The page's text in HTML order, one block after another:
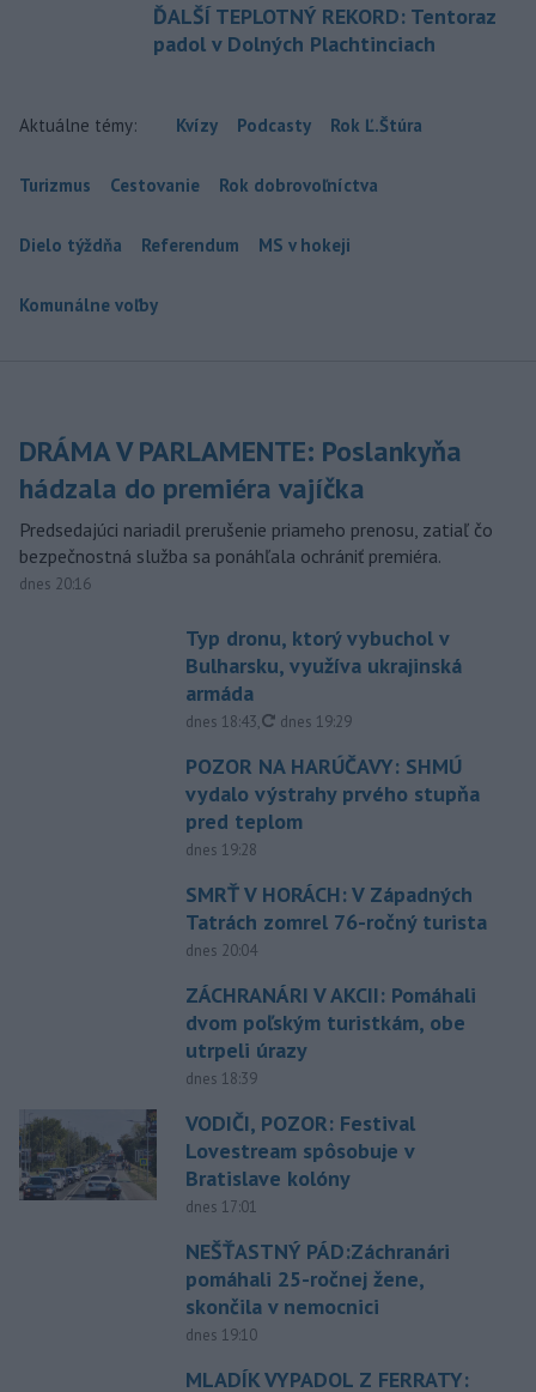
ĎALŠÍ TEPLOTNÝ REKORD: Tentoraz
padol v Dolných Plachtinciach
Aktuálne témy: Kvízy Podcasty Rok Ľ.Štúra
Turizmus Cestovanie Rok dobrovoľníctva
Dielo týždňa Referendum MS v hokeji
Komunálne voľby
DRÁMA V PARLAMENTE: Poslankyňa
hádzala do premiéra vajíčka
Predsedajúci nariadil prerušenie priameho prenosu, zatiaľ čo
bezpečnostná služba sa ponáhľala ochrániť premiéra.
dnes 20:16
Typ dronu, ktorý vybuchol v
Bulharsku, využíva ukrajinská
armáda
dnes 18:43, aktualizované
dnes 19:29
POZOR NA HARÚČAVY: SHMÚ
vydalo výstrahy prvého stupňa
pred teplom
dnes 19:28
SMRŤ V HORÁCH: V Západných
Tatrách zomrel 76-ročný turista
dnes 20:04
ZÁCHRANÁRI V AKCII: Pomáhali
dvom poľským turistkám, obe
utrpeli úrazy
dnes 18:39
VODIČI, POZOR: Festival
Lovestream spôsobuje v
Bratislave kolóny
dnes 17:01
NEŠŤASTNÝ PÁD:Záchranári
pomáhali 25-ročnej žene,
skončila v nemocnici
dnes 19:10
MLADÍK VYPADOL Z FERRATY: